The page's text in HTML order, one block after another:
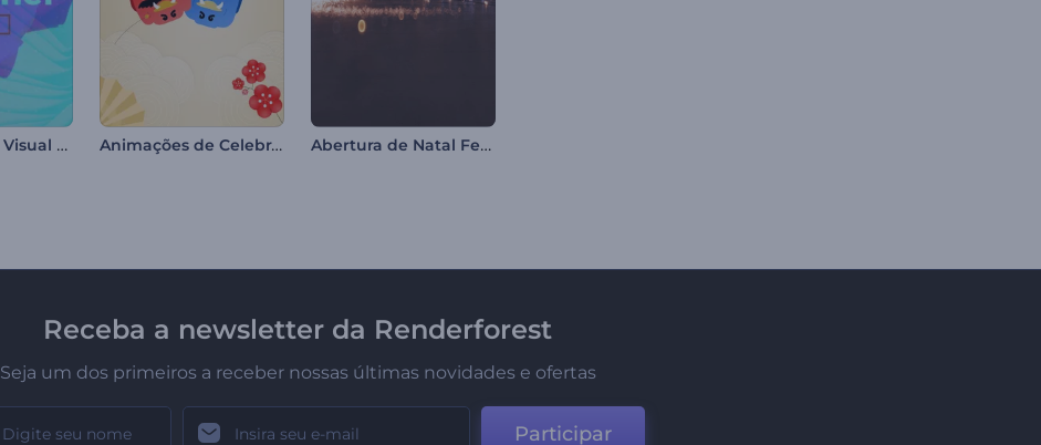
Abertura com Visual Abstrato Animações de Celebração do Setsubun Abertura de Natal Festivo
Receba a newsletter da Renderforest
Seja um dos primeiros a receber nossas últimas novidades e ofertas
Participar